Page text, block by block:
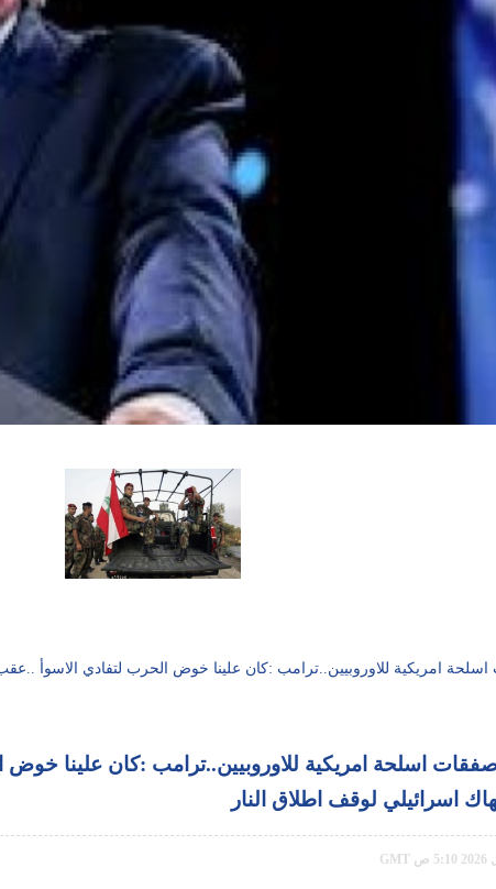
امريكية للاوروبيين..ترامب :كان علينا خوض الحرب لتفادي الاسوأ
اسلحة امريكية للاوروبيين..ترامب :كان علينا
اسرائيلي لوقف اطلاق النار